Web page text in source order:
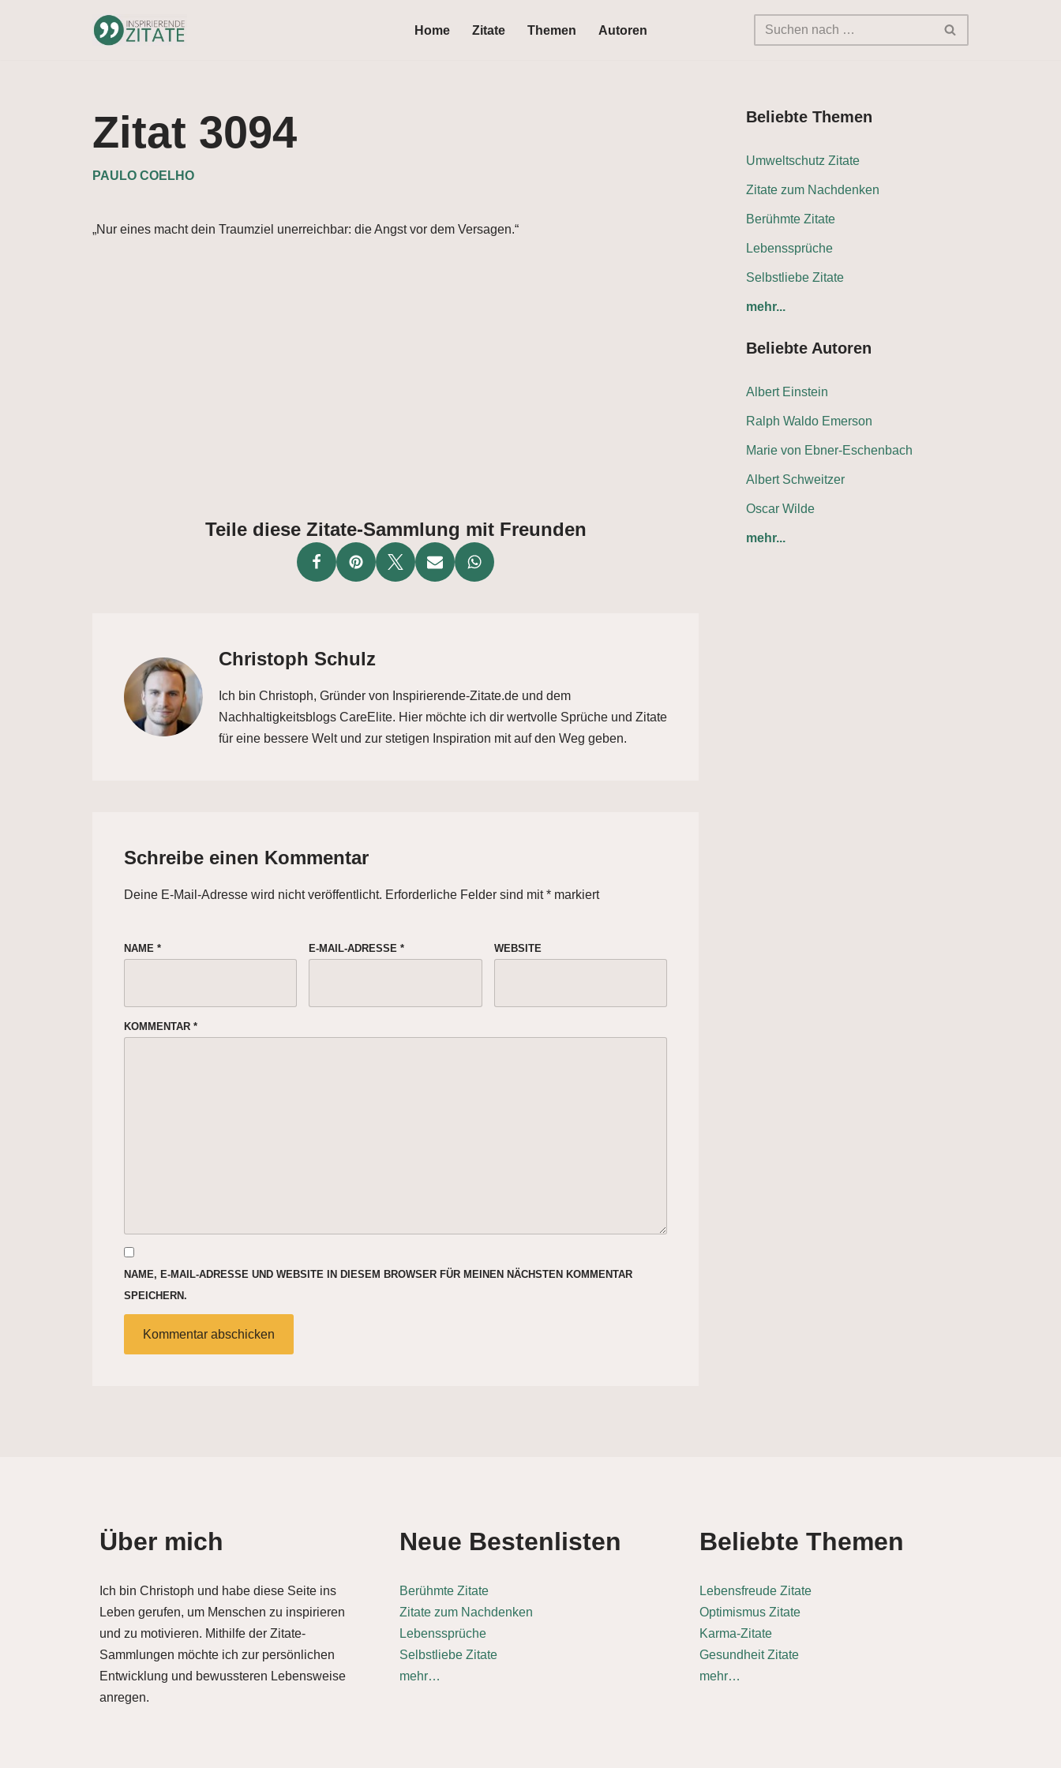
Home Zitate Themen Autoren
Zitat 3094
PAULO COELHO
„Nur eines macht dein Traumziel unerreichbar: die Angst vor dem Versagen.“
Teile diese Zitate-Sammlung mit Freunden
Christoph Schulz
Ich bin Christoph, Gründer von Inspirierende-Zitate.de und dem
Nachhaltigkeitsblogs CareElite. Hier möchte ich dir wertvolle Sprüche und Zitate
für eine bessere Welt und zur stetigen Inspiration mit auf den Weg geben.
Schreibe einen Kommentar
Deine E-Mail-Adresse wird nicht veröffentlicht. Erforderliche Felder sind mit* markiert
NAME * E-MAIL-ADRESSE* WEBSITE
KOMMENTAR *
NAME, E-MAIL-ADRESSE UND WEBSITE IN DIESEM BROWSER FÜR MEINEN NÄCHSTEN KOMMENTAR
SPEICHERN.
Beliebte Themen
Umweltschutz Zitate
Zitate zum Nachdenken
Berühmte Zitate
Lebenssprüche
Selbstliebe Zitate
mehr...
Beliebte Autoren
Albert Einstein
Ralph Waldo Emerson
Marie von Ebner-Eschenbach
Albert Schweitzer
Oscar Wilde
mehr...
Über mich
Ich bin Christoph und habe diese Seite ins
Leben gerufen, um Menschen zu inspirieren
und zu motivieren. Mithilfe der Zitate-
Sammlungen möchte ich zur persönlichen
Entwicklung und bewussteren Lebensweise
anregen.
Neue Bestenlisten
Berühmte Zitate
Zitate zum Nachdenken
Lebenssprüche
Selbstliebe Zitate
mehr…
Beliebte Themen
Lebensfreude Zitate
Optimismus Zitate
Karma-Zitate
Gesundheit Zitate
mehr…